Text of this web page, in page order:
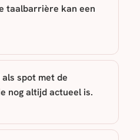
taalbarrière kan een
spot met de
nog altijd actueel is.